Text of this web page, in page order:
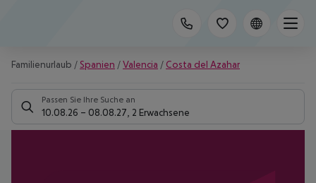
Familienurlaub / Spanien /Valencia / Costa del Azahar
Passen Sie Ihre Suche an
10.08.26 – 08.08.27 2 Erwachsene